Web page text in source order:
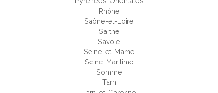
Rhône
Saône-et-Loire
Sarthe
Savoie
Seine-et-Marne
Seine-Maritime
Somme
Tarn